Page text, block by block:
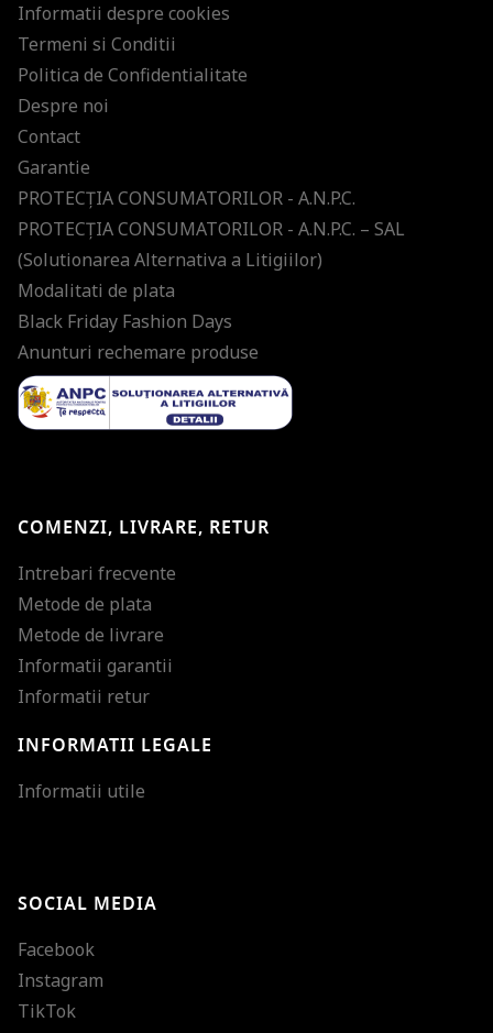
Informatii despre cookies
Termeni si Conditii
Politica de Confidentialitate
Despre noi
Contact
Garantie
PROTECŢIA CONSUMATORILOR - A.N.P.C.
PROTECŢIA CONSUMATORILOR - A.N.P.C. – SAL
(Solutionarea Alternativa a Litigiilor)
Modalitati de plata
Black Friday Fashion Days
Anunturi rechemare produse
COMENZI, LIVRARE, RETUR
Intrebari frecvente
Metode de plata
Metode de livrare
Informatii garantii
Informatii retur
INFORMATII LEGALE
Informatii utile
SOCIAL MEDIA
Facebook
Instagram
TikTok